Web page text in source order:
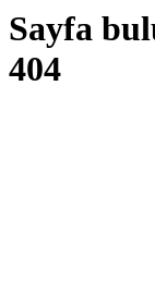
Sayfa
404